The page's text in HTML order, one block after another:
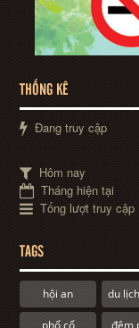
THỐNG KÊ
Đang truy cập
Hôm nay
Tháng hiện tại
Tổng lượt truy cập
TAGS
hội an du
phố cổ đêm